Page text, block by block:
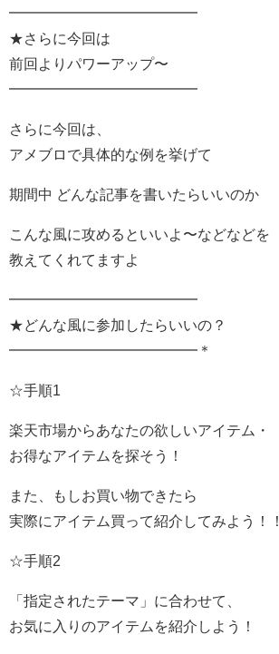
━━━━━━━━━━━━━
★さらに今回は
前回よりパワーアップ〜
━━━━━━━━━━━━━
さらに今回は、
アメブロで具体的な例を挙げて
期間中 どんな記事を書いたらいいのか
こんな風に攻めるといいよ〜などなどを
教えてくれてますよ
━━━━━━━━━━━━━
★どんな風に参加したらいいの？
━━━━━━━━━━━━━＊
☆手順1
楽天市場からあなたの欲しいアイテム・
お得なアイテムを探そう！
また、もしお買い物できたら
実際にアイテム買って紹介してみよう！！
☆手順2
「指定されたテーマ」に合わせて、
お気に入りのアイテムを紹介しよう！